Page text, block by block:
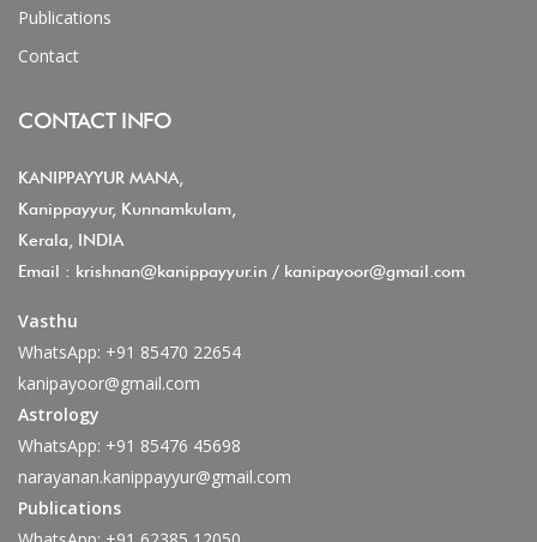
Publications
Contact
CONTACT INFO
KANIPPAYYUR MANA,
Kanippayyur, Kunnamkulam,
Kerala, INDIA
Email : krishnan@kanippayyur.in / kanipayoor@gmail.com
Vasthu
WhatsApp: +91 85470 22654
kanipayoor@gmail.com
Astrology
WhatsApp: +91 85476 45698
narayanan.kanippayyur@gmail.com
Publications